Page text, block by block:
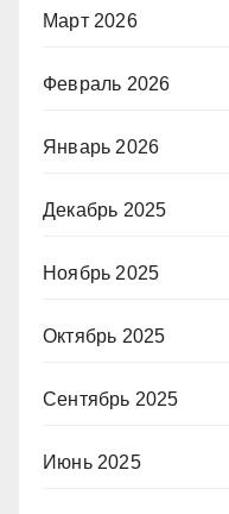
Март 2026
Февраль 2026
Январь 2026
Декабрь 2025
Ноябрь 2025
Октябрь 2025
Сентябрь 2025
Июнь 2025